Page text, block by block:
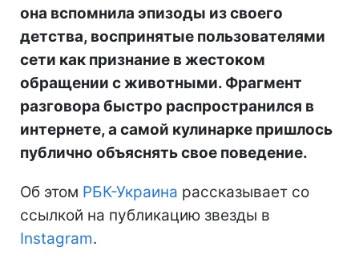
она вспомнила эпизоды из своего
детства, воспринятые пользователями
сети как признание в жестоком
обращении с животными. Фрагмент
разговора быстро распространился в
интернете, а самой кулинарке пришлось
публично объяснять свое поведение.
Об этом РБК-Украина рассказывает со
ссылкой на публикацию звезды в
Instagram.